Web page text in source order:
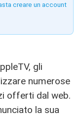
creare un account
gli
numerose
offerti dal web.
la sua